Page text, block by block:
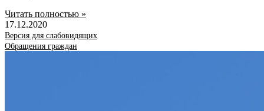
Читать полностью »
17.12.2020
Версия для слабовидящих
Обращения граждан